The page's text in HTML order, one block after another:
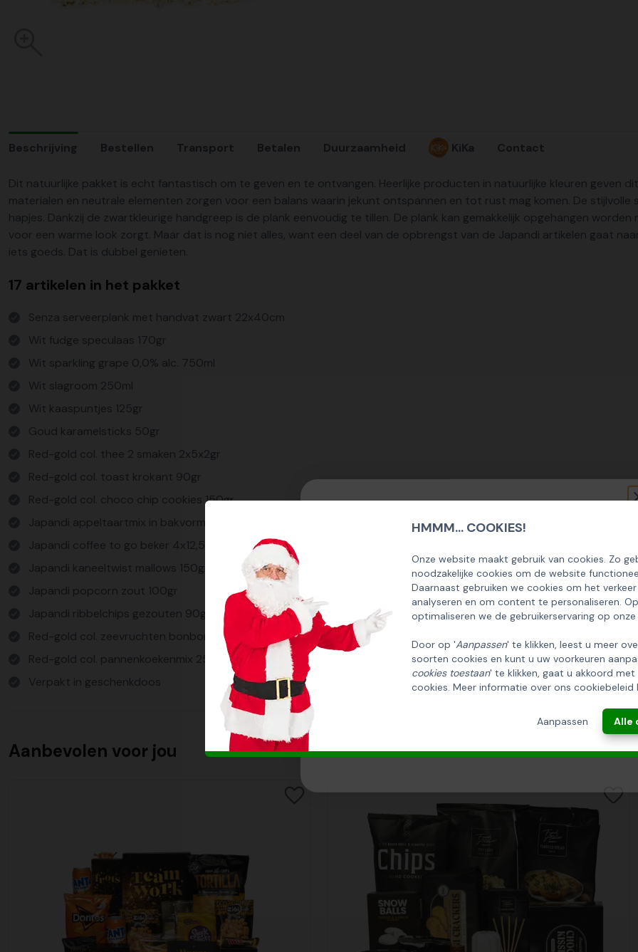
HMMM... COOKIES!
Onze website maakt gebruik van cookies. Zo
noodzakelijke cookies om de website
Daarnaast gebruiken we cookies om het
analyseren en om content te personaliseren.
optimaliseren we de gebruikerservaring op
Door op 'Aanpassen' te klikken, leest u meer
soorten cookies en kunt u uw voorkeuren
cookies toestaan' te klikken, gaat u akkoord
cookies. Meer informatie over ons cookiebeleid
Aanpassen Alle
Beschrijving Bestellen Transport Betalen Duurzaamheid KiKa Contact
Dit natuurlijke pakket is echt fantastisch om te geven en te ontvangen. Heerlijke producten in natuurlijke kleuren geven
materialen en neutrale elementen zorgen voor een balans waarin jekunt ontspannen en tot rust mag komen. De
hapjes. Dankzij de zwartkleurige handgreep is de plank eenvoudig te tillen. De plank kan gemakkelijk opgehangen
voor een warme look zorgt. Maar dat is nog niet alles, want een deel van de opbrengst van de Japandi artikelen gaat
iets goeds. Dat is dubbel genieten.
17 artikelen in het pakket
Senza serveerplank met handvat zwart 22x40cm
Wit fudge speculaas 170gr
Wit sparkling grape 0,0% alc. 750ml
Wit slagroom 250ml
Wit kaaspuntjes 125gr
Goud karamelsticks 50gr
Red-gold col. thee 2 smaken 2x5x2gr
Red-gold col. toast krokant 90gr
Red-gold col. choco chip cookies 150gr
Japandi appeltaartmix in bakvorm 300gr
Japandi coffee to go beker 4x12,5gr
Japandi kaneeltwist mallows 150gr
Japandi popcorn zout 100gr
Japandi ribbelchips gezouten 90gr
Red-gold col. zeevruchten bonbons 65gr
Red-gold col. pannenkoekenmix 250gr
Verpakt in geschenkdoos
Aanbevolen voor jou
EN ONTVANG 5% KORTING OP DE
HUISCOLLECTIE KERSTPAKKETTEN
Email
INSCHRIJVEN!